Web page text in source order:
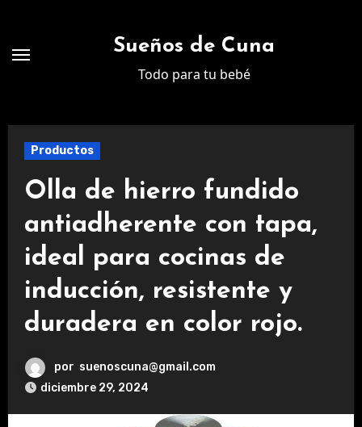
contenido
Sueños de Cuna
Todo para tu bebé
Productos
Olla de hierro fundido
antiadherente con tapa,
ideal para cocinas de
inducción, resistente y
duradera en color rojo.
por suenoscuna@gmail.com
diciembre 29, 2024